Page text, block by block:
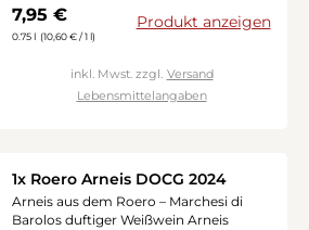
Regulärer Preis:
7,95 €
0.75 l (10,60 € / 1 l)
Produkt anzeigen
inkl. Mwst. zzgl. Versand
Lebensmittelangaben
1x Roero Arneis DOCG 2024
Arneis aus dem Roero – Marchesi di
Barolos duftiger Weißwein Arneis